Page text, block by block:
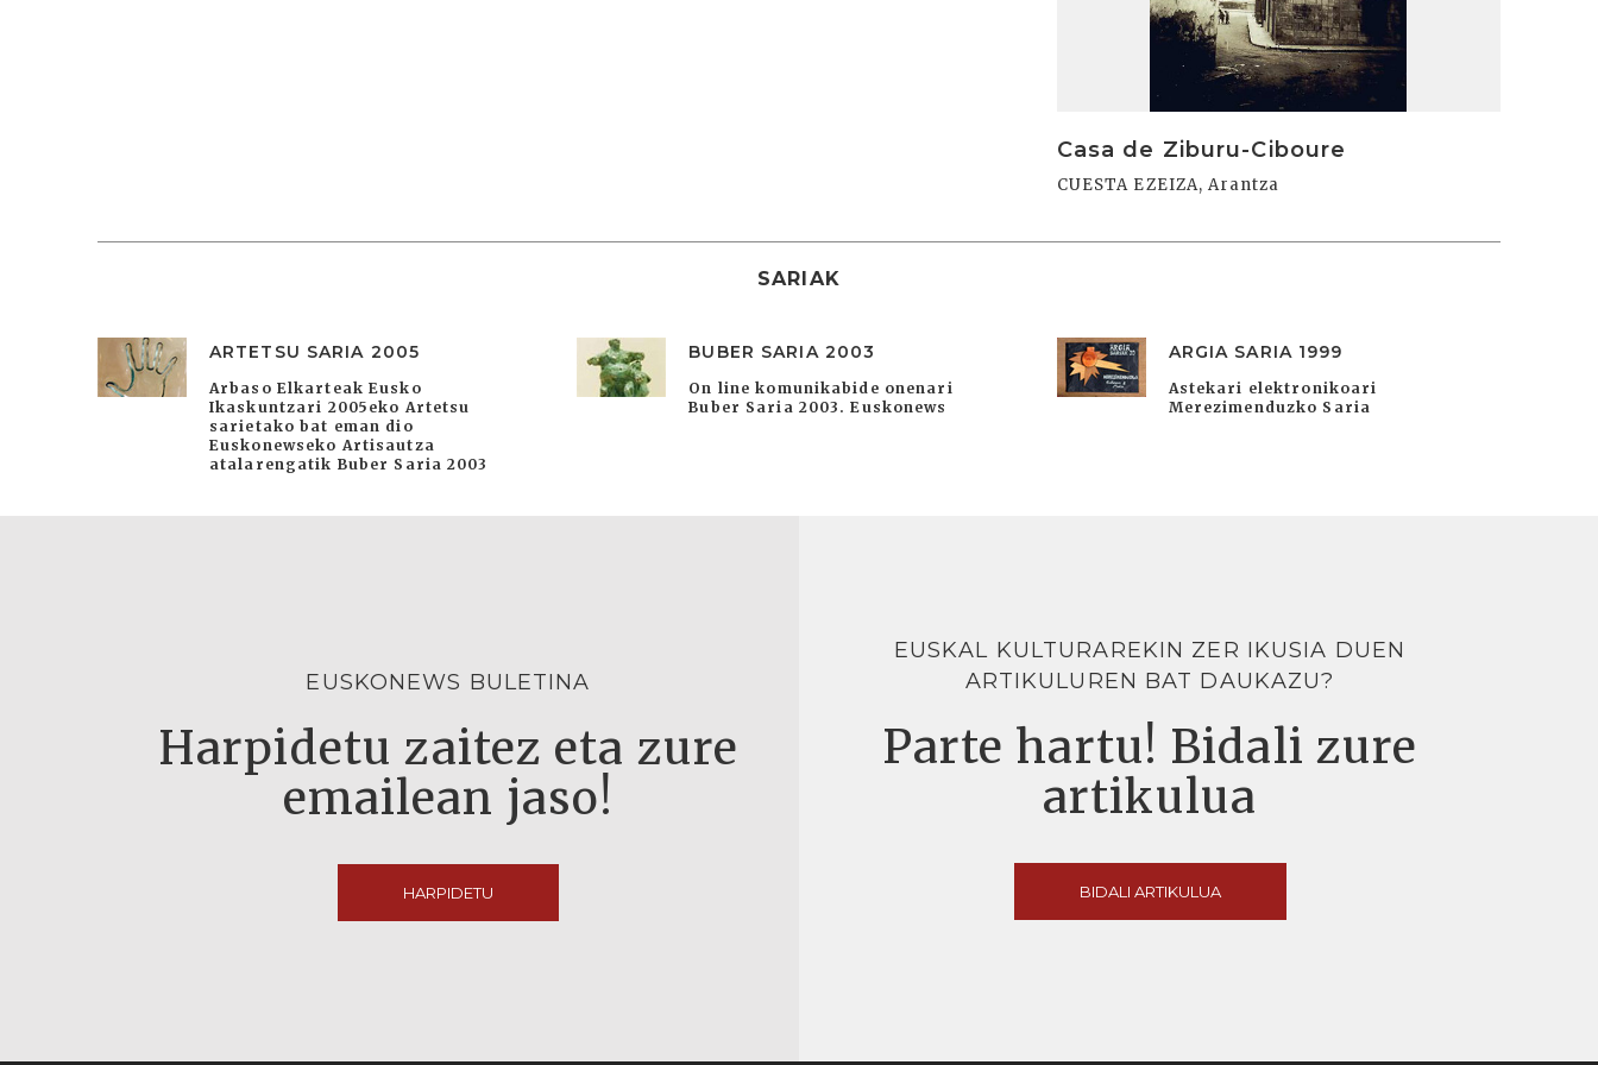
Casa de Ziburu-Ciboure
CUESTA EZEIZA, Arantza
SARIAK
ARTETSU SARIA 2005
Arbaso Elkarteak Eusko
Ikaskuntzari 2005eko Artetsu
sarietako bat eman dio
Euskonewseko Artisautza
atalarengatik Buber Saria 2003
BUBER SARIA 2003
On line komunikabide onenari
Buber Saria 2003. Euskonews
ARGIA SARIA 1999
Astekari elektronikoari
Merezimenduzko Saria
EUSKONEWS BULETINA
Harpidetu zaitez eta zure
emailean jaso!
HARPIDETU
EUSKAL KULTURAREKIN ZER IKUSIA DUEN
ARTIKULUREN BAT DAUKAZU?
Parte hartu! Bidali zure
artikulua
BIDALI ARTIKULUA